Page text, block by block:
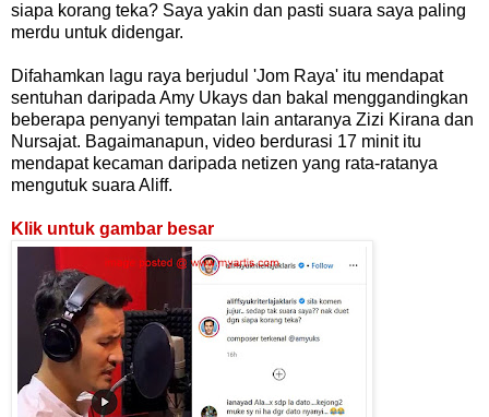
siapa korang teka? Saya yakin dan pasti suara saya paling
merdu untuk didengar.
Difahamkan lagu raya berjudul 'Jom Raya' itu mendapat
sentuhan daripada Amy Ukays dan bakal menggandingkan
beberapa penyanyi tempatan lain antaranya Zizi Kirana dan
Nursajat. Bagaimanapun, video berdurasi 17 minit itu
mendapat kecaman daripada netizen yang rata-ratanya
mengutuk suara Aliff.
Klik untuk gambar besar